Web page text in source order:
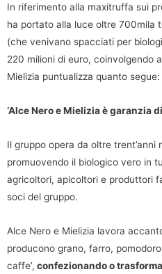
In riferimento alla maxitruffa sui
ha portato alla luce oltre 700mila
(che venivano spacciati per
220 milioni di euro, coinvolgendo
Mielizia puntualizza quanto segue:
‘Alce Nero e Mielizia è garanzia
Il gruppo opera da oltre trent’anni
promuovendo il biologico vero in
agricoltori, apicoltori e produttori
soci del gruppo.
Alce Nero e Mielizia lavora
producono grano, farro,
caffe’, confezionando o